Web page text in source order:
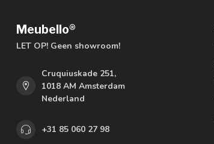
Meubello®
LET OP! Geen showroom!
Cruquiuskade 251,
1018 AM Amsterdam
Nederland
+31 85 060 27 98